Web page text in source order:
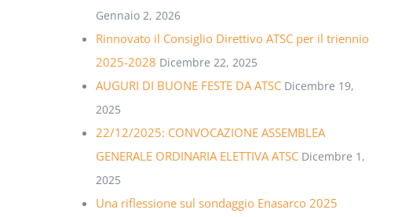
Gennaio 2, 2026
Rinnovato il Consiglio Direttivo ATSC per il triennio
2025-2028 Dicembre 22, 2025
AUGURI DI BUONE FESTE DA ATSC Dicembre 19,
2025
22/12/2025: CONVOCAZIONE ASSEMBLEA
GENERALE ORDINARIA ELETTIVA ATSC Dicembre 1,
2025
Una riflessione sul sondaggio Enasarco 2025